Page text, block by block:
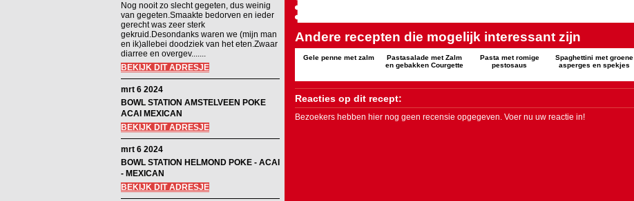
Nog nooit zo slecht gegeten, dus weinig
van gegeten.Smaakte bedorven en ieder
gerecht was zeer sterk
gekruid.Desondanks waren we (mijn man
en ik)allebei doodziek van het eten.Zwaar
diarree en overgev.......
BEKIJK DIT ADRESJE
mrt 6 2024
BOWL STATION AMSTELVEEN POKE
ACAI MEXICAN
BEKIJK DIT ADRESJE
mrt 6 2024
BOWL STATION HELMOND POKE - ACAI
- MEXICAN
BEKIJK DIT ADRESJE
Andere recepten die mogelijk interessant zijn
Gele penne met zalm
Pastasalade met Zalm
en gebakken Courgette
Pasta met romige
pestosaus
Spaghettini met groene
asperges en spekjes
Reacties op dit recept:
Bezoekers hebben hier nog geen recensie opgegeven. Voer nu uw reactie in!